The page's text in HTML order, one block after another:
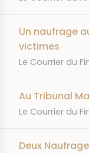
Un naufrage
victimes
JOURNAL
Le Courrier du
Au Tribunal
JOURNAL
Le Courrier du
Deux